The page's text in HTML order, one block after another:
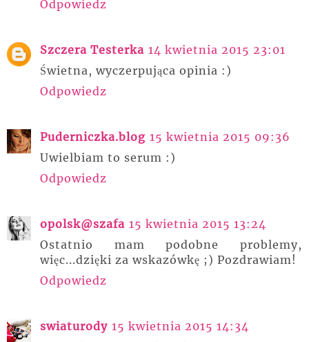
Odpowiedz
Szczera Testerka 14 kwietnia 2015 23:01
Świetna, wyczerpująca opinia :)
Odpowiedz
Puderniczka.blog 15 kwietnia 2015 09:36
Uwielbiam to serum :)
Odpowiedz
opolsk@szafa 15 kwietnia 2015 13:24
Ostatnio mam podobne problemy,
więc...dzięki za wskazówkę ;) Pozdrawiam!
Odpowiedz
swiaturody 15 kwietnia 2015 14:34